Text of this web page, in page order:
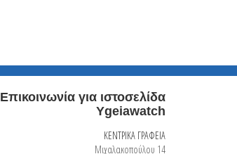
Επικοινωνία για ιστοσελίδα
Ygeiawatch
ΚΕΝΤΡΙΚΑ ΓΡΑΦΕΙΑ
Μιχαλακοπούλου 14